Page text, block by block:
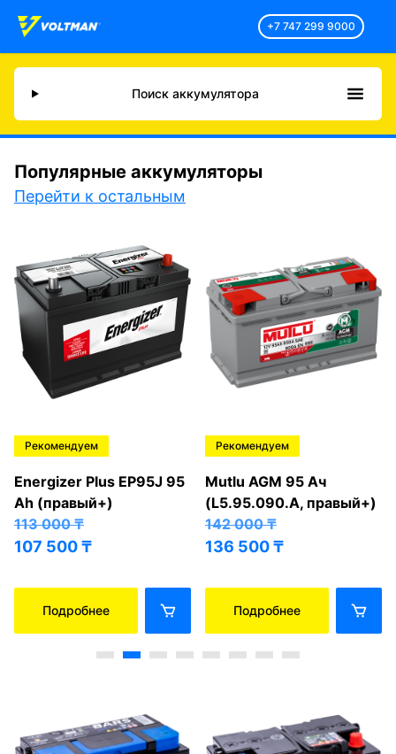
+7 747 299 9000
Поиск аккумулятора
Популярные аккумуляторы
Перейти к остальным
Рекомендуем
Energizer Plus EP95J 95
Ah (правый+)
113 000₸
107 500₸
Подробнее
Рекомендуем
Mutlu AGM 95 Ач
(L5.95.090.A, правый+)
142 000₸
136 500₸
Подробнее